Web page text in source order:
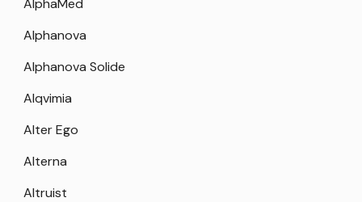
AlphaMed
Alphanova
Alphanova Solide
Alqvimia
Alter Ego
Alterna
Altruist